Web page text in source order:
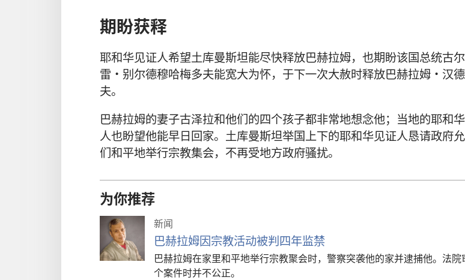
期盼获释
耶和华见证人希望土库曼斯坦能尽快释放巴赫拉姆，也期盼该国总统古
雷·别尔德穆哈梅多夫能宽大为怀，于下一次大赦时释放巴赫拉姆·汉
夫。
巴赫拉姆的妻子古泽拉和他们的四个孩子都非常地想念他；当地的耶和
人也盼望他能早日回家。土库曼斯坦举国上下的耶和华见证人恳请政府
们和平地举行宗教集会，不再受地方政府骚扰。
为你推荐
新闻
巴赫拉姆因宗教活动被判四年监禁
巴赫拉姆在家里和平地举行宗教聚会时，警察突袭他的家并逮捕他。法院
个案件时并不公正。